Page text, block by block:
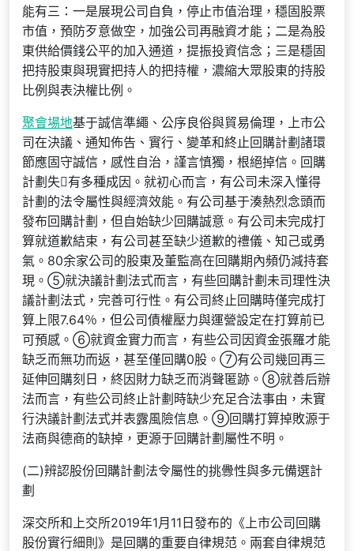
能有三：一是展現公司自負，停止市值治理，穩固股票
市值，預防歹意做空，加強公司再融資才能；二是為股
東供給價錢公平的加入通道，提振投資信念；三是穩固
把持股東與現實把持人的把持權，濃縮大眾股東的持股
比例與表決權比例。
聚會場地基于誠信準繩、公序良俗與貿易倫理，上市公
司在決議、通知佈告、實行、變革和終止回購計劃諸環
節應固守誠信，感性自治，謹言慎獨，根絕掉信。回購
計劃失有多種成因。就初心而言，有公司未深入懂得
計劃的法令屬性與經濟效能。有公司基于湊熱烈念頭而
發布回購計劃，但自始缺少回購誠意。有公司未完成打
算就道歉結束，有公司甚至缺少道歉的禮儀、知己或勇
氣。80余家公司的股東及董監高在回購期內頻仍減持套
現。⑤就決議計劃法式而言，有些回購計劃未司理性決
議計劃法式，完善可行性。有公司終止回購時僅完成打
算上限7.64％，但公司債權壓力與運營設定在打算前已
可預感。⑥就資金實力而言，有些公司因資金張羅才能
缺乏而無功而返，甚至僅回購0股。⑦有公司幾回再三
延伸回購刻日，終因財力缺乏而消聲匿跡。⑧就善后辦
法而言，有些公司終止計劃時缺少充足合法事由，未實
行決議計劃法式并表露風險信息。⑨回購打算掉敗源于
法商與德商的缺掉，更源于回購計劃屬性不明。
(二)辨認股份回購計劃法令屬性的挑釁性與多元備選計
劃
深交所和上交所2019年1月11日發布的《上市公司回購
股份實行細則》是回購的重要自律規范。兩套自律規范